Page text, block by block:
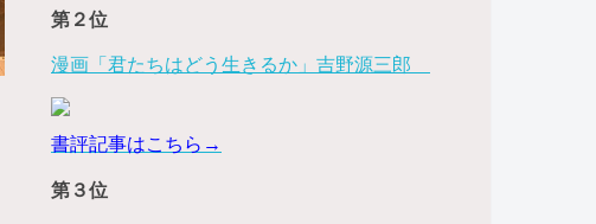
第２位
漫画「君たちはどう生きるか」吉野源三郎
書評記事はこちら→
第３位